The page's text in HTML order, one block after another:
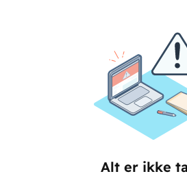
Alt er ikke